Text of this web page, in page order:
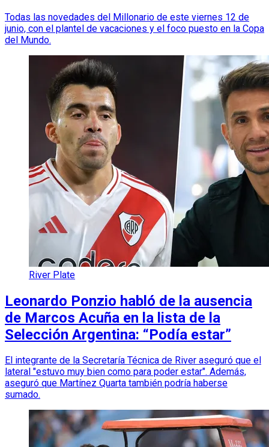
Todas las novedades del Millonario de este viernes 12 de
junio, con el plantel de vacaciones y el foco puesto en la Copa
del Mundo.
River Plate
Leonardo Ponzio habló de la ausencia
de Marcos Acuña en la lista de la
Selección Argentina: “Podía estar”
El integrante de la Secretaría Técnica de River aseguró que el
lateral "estuvo muy bien como para poder estar". Además,
aseguró que Martínez Quarta también podría haberse
sumado.